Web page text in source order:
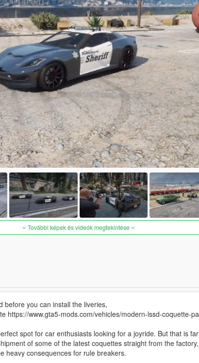
További képek és videók megtekintése
before you can install the liveries,
https://www.gta5-mods.com/vehicles/modern-lssd-coquette-
spot for car enthusiasts looking for a joyride. But that is
of some of the latest coquettes straight from the
heavy consequences for rule breakers.